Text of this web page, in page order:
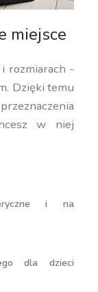
miejsce
rozmiarach -
Dzięki temu
w niej
i na
dla dzieci